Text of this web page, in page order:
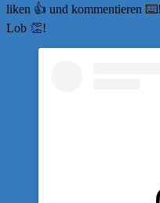
liken 👍 und kommentieren
Lob 👏!